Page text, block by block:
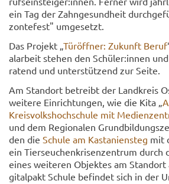
ein Tag der Zahn­ge­sund­heit
zon­te­fest" um­ge­setzt.
Das Pro­jekt „Tür­öff­ner: Zu­kunft Beruf
al­ar­beit ste­hen den Schü­ler:innen
ra­tend und un­ter­stüt­zend zur Seite.
Am Stand­ort be­treibt der Land­kreis
wei­te­re Ein­rich­tun­gen, wie die Kita „
Kreis­volks­hoch­schu­le mit
und dem Re­gio­na­len
den die Schu­le am Kas­ta­ni­en­steg mit
ein Tier­seu­chen­kri­sen­zen­trum durch
eines wei­te­ren Ob­jek­tes am
gi­tal­pakt Schu­le be­fin­det sich in der